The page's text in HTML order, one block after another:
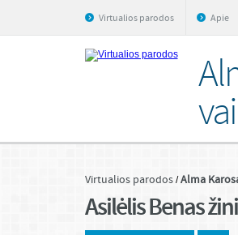
Virtualios parodos Apie
Virtualios parodos Alma
Asilėlis Benas